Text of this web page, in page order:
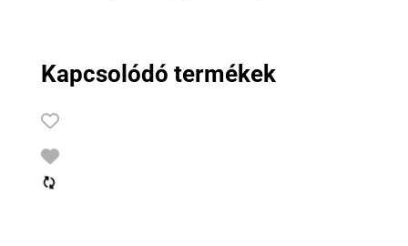
Kapcsolódó termékek